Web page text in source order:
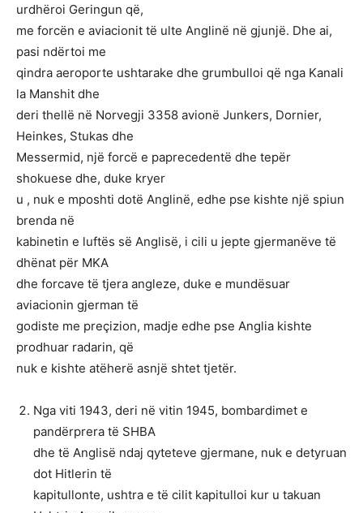
urdhëroi Geringun që,
me forcën e aviacionit të ulte Anglinë në gjunjë. Dhe ai,
pasi ndërtoi me
qindra aeroporte ushtarake dhe grumbulloi që nga Kanali
la Manshit dhe
deri thellë në Norvegji 3358 avionë Junkers, Dornier,
Heinkes, Stukas dhe
Messermid, një forcë e paprecedentë dhe tepër
shokuese dhe, duke kryer
u , nuk e mposhti dotë Anglinë, edhe pse kishte një spiun
brenda në
kabinetin e luftës së Anglisë, i cili u jepte gjermanëve të
dhënat për MKA
dhe forcave të tjera angleze, duke e mundësuar
aviacionin gjerman të
godiste me preçizion, madje edhe pse Anglia kishte
prodhuar radarin, që
nuk e kishte atëherë asnjë shtet tjetër.
Nga viti 1943, deri në vitin 1945, bombardimet e
pandërprera të SHBA
dhe të Anglisë ndaj qyteteve gjermane, nuk e detyruan
dot Hitlerin të
kapitullonte, ushtra e të cilit kapitulloi kur u takuan